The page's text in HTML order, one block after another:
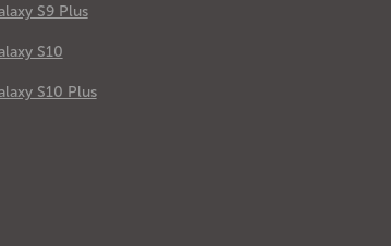
S9 Plus
S10
S10 Plus